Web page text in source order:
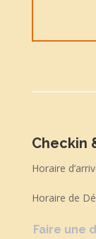
Checkin
Horaire
Horaire de
Faire une